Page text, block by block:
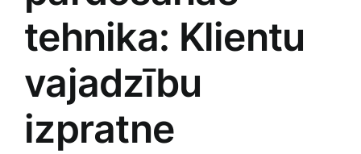
‍tehnika: Klientu
vajadzību
izpratne